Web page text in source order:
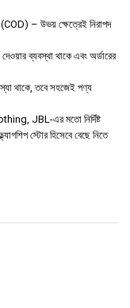
(COD) – উভয় ক্ষেত্রেই নিরাপদ
ব্যবস্থা থাকে এবং অর্ডারের
থাকে, তবে সহজেই পণ্য
JBL-এর মতো নির্দিষ্ট
স্টোর হিসেবে বেছে নিতে